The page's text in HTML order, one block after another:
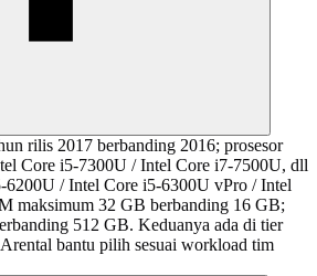
rilis 2017 berbanding 2016; prosesor
Core i5-7300U / Intel Core i7-7500U, dll
6200U / Intel Core i5-6300U vPro / Intel
maksimum 32 GB berbanding 16 GB;
512 GB. Keduanya ada di tier
bantu pilih sesuai workload tim